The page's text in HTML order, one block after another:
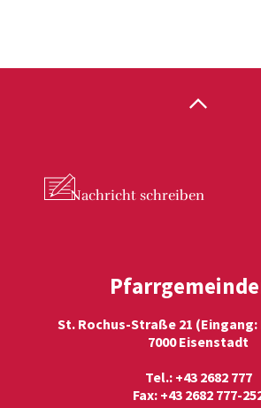
Nachricht schreiben
St. Rochus-Straße 21
7000 Eisenstadt
Tel.: +43 2682 777
Fax: +43 2682 777-